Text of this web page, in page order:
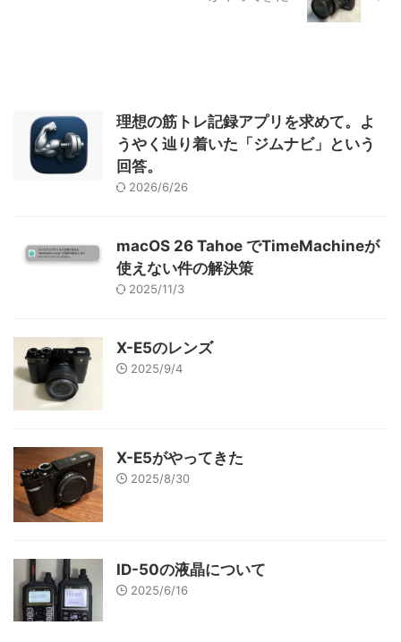
理想の筋トレ記録アプリを求めて。よ
うやく辿り着いた「ジムナビ」という
回答。
2026/6/26
macOS 26 Tahoe でTimeMachineが
使えない件の解決策
2025/11/3
X-E5のレンズ
2025/9/4
X-E5がやってきた
2025/8/30
ID-50の液晶について
2025/6/16